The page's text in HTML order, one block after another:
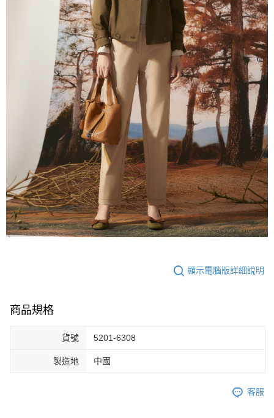
顯示電腦版詳細說明
商品規格
貨號 5201-6308
製造地 中國
客服